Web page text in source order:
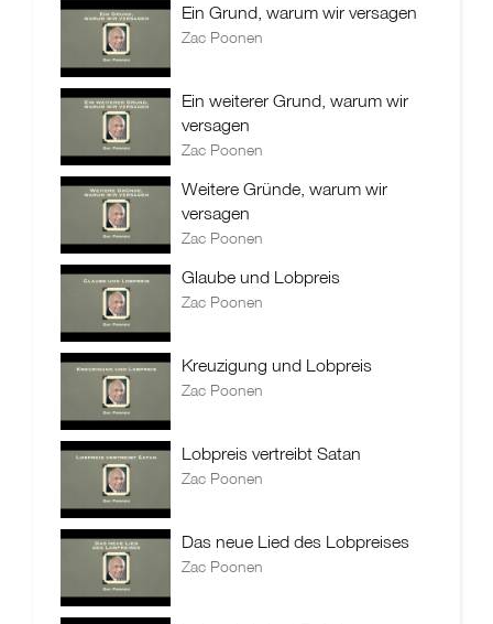
Ein Grund, warum wir versagen
Zac Poonen
Ein weiterer Grund, warum wir
versagen
Zac Poonen
Weitere Gründe, warum wir
versagen
Zac Poonen
Glaube und Lobpreis
Zac Poonen
Kreuzigung und Lobpreis
Zac Poonen
Lobpreis vertreibt Satan
Zac Poonen
Das neue Lied des Lobpreises
Zac Poonen